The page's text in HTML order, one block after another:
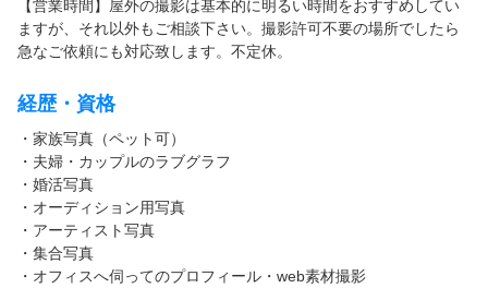
【営業時間】屋外の撮影は基本的に明るい時間をおすすめしてい
ますが、それ以外もご相談下さい。撮影許可不要の場所でしたら
急なご依頼にも対応致します。不定休。
経歴・資格
・家族写真（ペット可）
・夫婦・カップルのラブグラフ
・婚活写真
・オーディション用写真
・アーティスト写真
・集合写真
・オフィスへ伺ってのプロフィール・web素材撮影